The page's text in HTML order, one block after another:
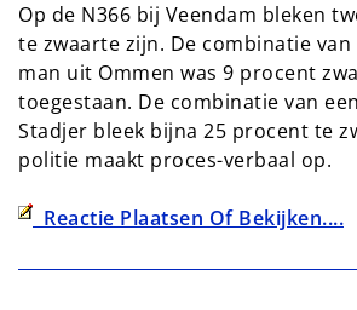
Op de N366 bij Veendam bleken
te zwaarte zijn. De combinatie van
man uit Ommen was 9 procent
toegestaan. De combinatie van
Stadjer bleek bijna 25 procent te
politie maakt proces-verbaal op.
Reactie Plaatsen Of Bekijken....